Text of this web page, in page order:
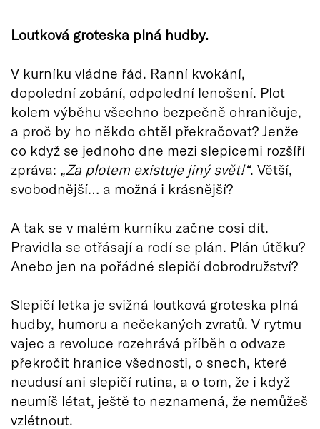
Loutková groteska plná hudby.
V kurníku vládne řád. Ranní kvokání,
dopolední zobání, odpolední lenošení. Plot
kolem výběhu všechno bezpečně ohraničuje,
a proč by ho někdo chtěl překračovat? Jenže
co když se jednoho dne mezi slepicemi rozšíří
zpráva: „Za plotem existuje jiný svět!“. Větší,
svobodnější… a možná i krásnější?
A tak se v malém kurníku začne cosi dít.
Pravidla se otřásají a rodí se plán. Plán útěku?
Anebo jen na pořádné slepičí dobrodružství?
Slepičí letka je svižná loutková groteska plná
hudby, humoru a nečekaných zvratů. V rytmu
vajec a revoluce rozehrává příběh o odvaze
překročit hranice všednosti, o snech, které
neudusí ani slepičí rutina, a o tom, že i když
neumíš létat, ještě to neznamená, že nemůžeš
vzlétnout.